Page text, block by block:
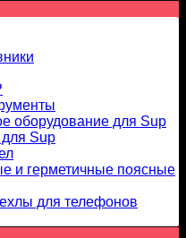
оборудование для Sup
Sup
и герметичные поясные
для телефонов